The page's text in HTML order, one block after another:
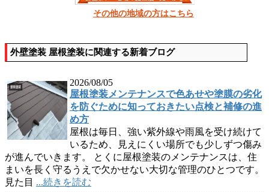
その他の地域の方はこちら
外壁塗装 屋根塗装に関連する新着ブログ
2026/08/05
屋根塗装メンテナンスで色あせや塗膜の劣化
を防ぐために知っておきたい点検と補修の進
め方
屋根は毎日、強い紫外線や雨風を受け続けて
いるため、見えにくい場所でも少しずつ傷み
が進んでいきます。 とくに屋根塗装のメンテナンスは、住
まいを長く守るうえで欠かせない大切な管理のひとつです。
見た目 ...続きを読む